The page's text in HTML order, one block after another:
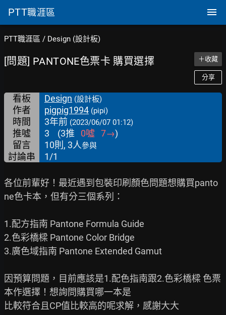
PTT職涯區
PTT職涯區 / Design (設計板)
[問題] PANTONE色票卡 購買選擇 ＋收藏
分享
看板 Design (設計板)
作者 pigpig1994 (pipi)
時間 3年前 (2023/06/07 01:12)
推噓 3 (3推 0噓 7→)
留言
10則, 3人參與
討論串 1/1
各位前輩好！最近遇到包裝印刷顏色問題想購買panto
ne色卡本，但有分三個系列：
1.配方指南 Pantone Formula Guide
2.色彩橋樑 Pantone Color Bridge
3.廣色域指南 Pantone Extended Gamut
因預算問題，目前應該是1.配色指南跟2.色彩橋樑 色票
本作選擇！想詢問購買哪一本是
比較符合且CP值比較高的呢求解，感謝大大